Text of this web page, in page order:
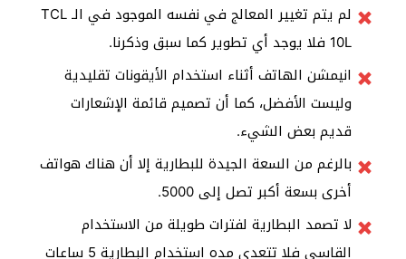
لم يتم تغيير المعالج في نفسه الموجود في الـ TCL
10L فلا يوجد أي تطوير كما سبق وذكرنا.
انيمشن الهاتف أثناء استخدام الأيقونات تقليدية
وليست الأفضل، كما أن تصميم قائمة الإشعارات
قديم بعض الشيء.
بالرغم من السعة الجيدة للبطارية إلا أن هناك هواتف
أخرى بسعة أكبر تصل إلى 5000.
لا تصمد البطارية لفترات طويلة من الاستخدام
القاسي فلا تتعدي مده استخدام البطارية 5 ساعات